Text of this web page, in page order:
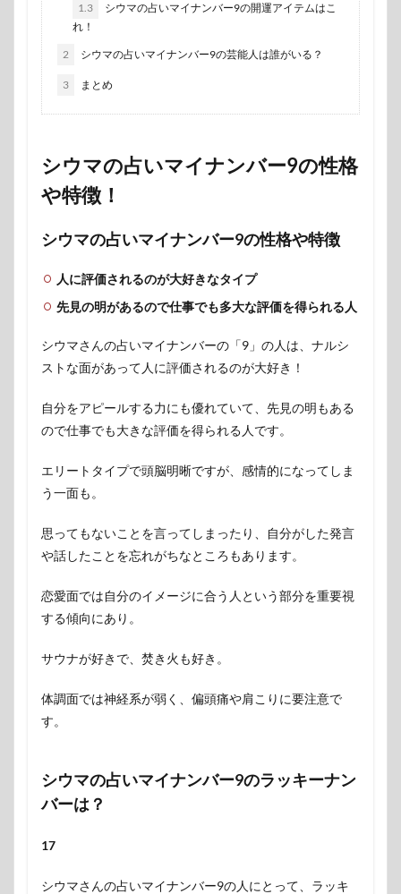
1.3
シウマの占いマイナンバー9の開運アイテムはこ
れ！
2 シウマの占いマイナンバー9の芸能人は誰がいる？
3 まとめ
シウマの占いマイナンバー9の性格
や特徴！
シウマの占いマイナンバー9の性格や特徴
人に評価されるのが大好きなタイプ
先見の明があるので仕事でも多大な評価を得られる人
シウマさんの占いマイナンバーの「9」の人は、ナルシ
ストな面があって人に評価されるのが大好き！
自分をアピールする力にも優れていて、先見の明もある
ので仕事でも大きな評価を得られる人です。
エリートタイプで頭脳明晰ですが、感情的になってしま
う一面も。
思ってもないことを言ってしまったり、自分がした発言
や話したことを忘れがちなところもあります。
恋愛面では自分のイメージに合う人という部分を重要視
する傾向にあり。
サウナが好きで、焚き火も好き。
体調面では神経系が弱く、偏頭痛や肩こりに要注意で
す。
シウマの占いマイナンバー9のラッキーナン
バーは？
17
シウマさんの占いマイナンバー9の人にとって、ラッキ